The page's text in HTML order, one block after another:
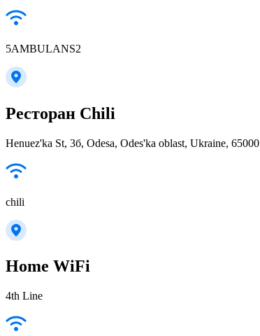
5AMBULANS2
Ресторан Chili
Henuez'ka St, 3б, Odesa, Odes'ka oblast, Ukraine, 65000
chili
Home WiFi
4th Line